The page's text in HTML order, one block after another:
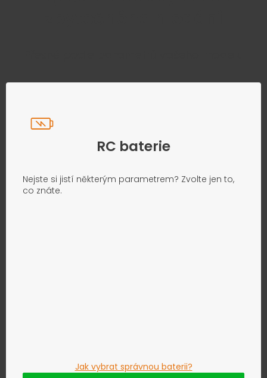
RC baterie
Nejste si jistí některým parametrem? Zvolte jen to,
co znáte.
Jak vybrat správnou baterii?